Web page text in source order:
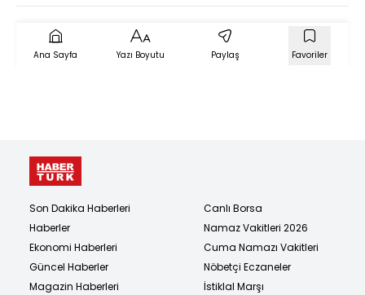
Ana Sayfa Yazı Boyutu Paylaş Favoriler
Son Dakika Haberleri
Haberler
Ekonomi Haberleri
Güncel Haberler
Magazin Haberleri
Canlı Borsa
Namaz Vakitleri 2026
Cuma Namazı Vakitleri
Nöbetçi Eczaneler
İstiklal Marşı